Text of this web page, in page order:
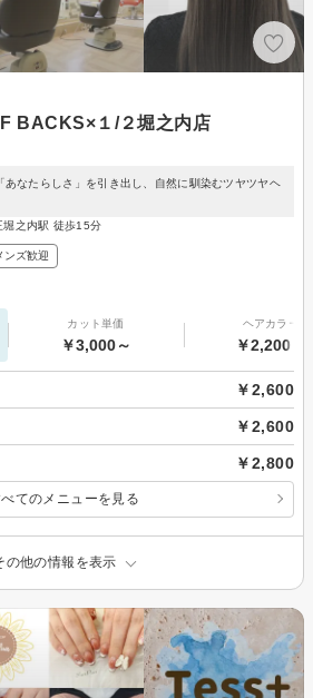
BACKS×１/２堀之内店
あなたらしさ」を引き出し、自然に馴染むツヤツヤヘ
堀之内駅 徒歩15分
ンズ歓迎
カット単価
￥3,000～
ヘアカラー
￥2,200～
￥2,600
￥2,600
￥2,800
てのメニューを見る
の他の情報を表示